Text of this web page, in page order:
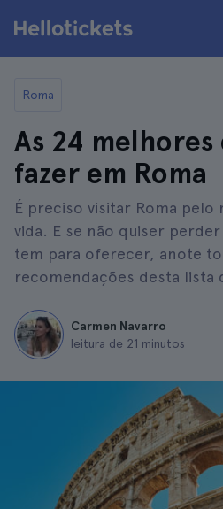
Roma
As 24 melhores
fazer em Roma
É preciso visitar Roma pelo
vida. E se não quiser
tem para oferecer, anote
recomendações desta lista
Carmen Navarro
leitura de 21 minutos